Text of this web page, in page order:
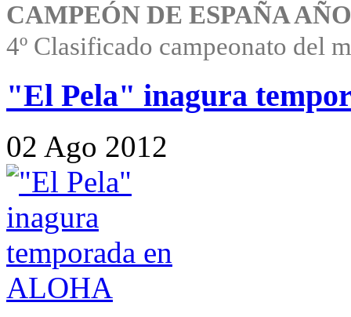
CAMPEÓN DE ESPAÑA
4º Clasificado campeonato del
"El Pela" inagura
02 Ago 2012